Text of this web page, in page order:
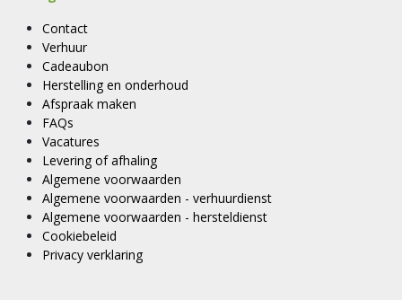
Contact
Verhuur
Cadeaubon
Herstelling en onderhoud
Afspraak maken
FAQs
Vacatures
Levering of afhaling
Algemene voorwaarden
Algemene voorwaarden - verhuurdienst
Algemene voorwaarden - hersteldienst
Cookiebeleid
Privacy verklaring